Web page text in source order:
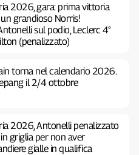
2026, gara: prima vittoria
grandioso Norris!
sul podio, Leclerc 4°
(penalizzato)
torna nel calendario 2026.
il 2/4 ottobre
2026, Antonelli penalizzato
griglia per non aver
gialle in qualifica